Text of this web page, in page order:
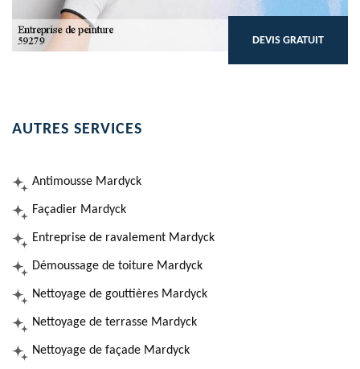
DEVIS GRATUIT
AUTRES SERVICES
Antimousse Mardyck
Façadier Mardyck
Entreprise de ravalement Mardyck
Démoussage de toiture Mardyck
Nettoyage de gouttières Mardyck
Nettoyage de terrasse Mardyck
Nettoyage de façade Mardyck